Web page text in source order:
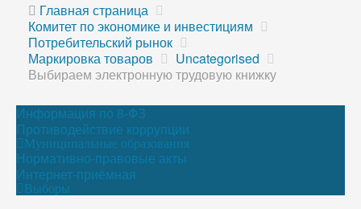
Главная страница
Комитет по экономике и инвестициям
Потребительский рынок
Маркировка товаров
Uncategorised
Выбираем электронную трудовую книжку
Информация по 8-ФЗ
Противодействие коррупции
Муниципальные образования
Нормативно-правовые акты
Интернет-приёмная
Выборы